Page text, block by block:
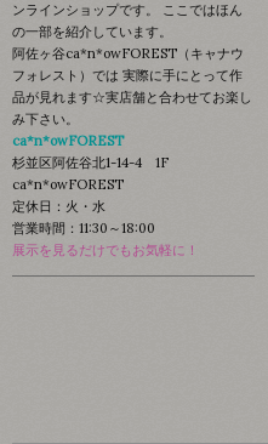
ンラインショップです。 ここではほん
の一部を紹介しています。
阿佐ヶ谷ca*n*owFOREST（キャナウ
フォレスト）では 実際に手にとって作
品が見れます☆実店舗と合わせてお楽し
み下さい。
ca*n*owFOREST
杉並区阿佐谷北1-14-4 1F
ca*n*owFOREST
定休日：火・水
営業時間：11:30～18:00
展示を見るだけでもお気軽に！